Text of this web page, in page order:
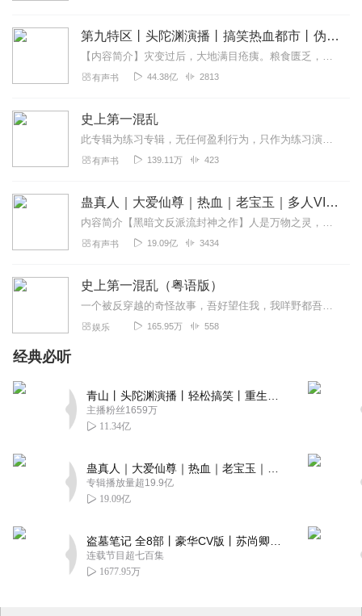
第九特区丨头陀渊演播丨搞笑热血都市丨伪戒丨VIP免费多人有声剧
【内容简介】灾变过后，大地满目疮痍。粮食匮乏，资源紧俏，局势混乱……一位从待规划区杀出来的青年，背对着漫天黄沙，孤身来到九区谋生，却不曾想偶然结识三五好友，一念...
有声书 44.38亿 2813
史上第一混乱
此专辑为练习专辑，无任何盈利行为，只作为练习演播水平的记录，如有冒犯请通知主播，主播会立刻做处理，再次感谢！
有声书 139.11万 423
蛊真人｜大爱仙尊｜热血｜老宝玉｜多人VIP免费有声剧
内容简介【黑暗文反派流封神之作】人是万物之灵，蛊是天地真精。一个穿越者不断重生的故事。一个养蛊、炼蛊、用蛊的奇特世界。配音组（男角色）老宝玉旁白...
有声书 19.09亿 3434
史上第一混乱（粤语版）
一个被反穿越的奇怪故事，吾好望住我，我咩野都吾知道
娱乐 165.95万 558
经典必听
主播粉丝1659万
11.34亿
专辑播放量超19.9亿
19.09亿
连载节目超七百集
1677.95万